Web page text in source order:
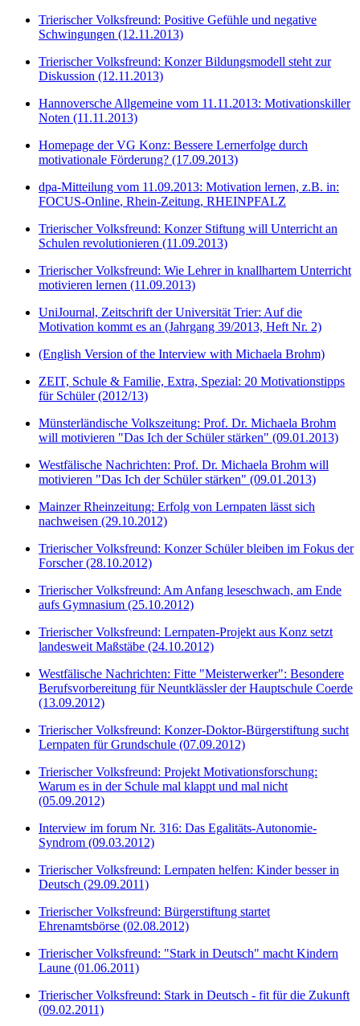
Trierischer Volksfreund: Positive Gefühle und negative
Schwingungen (12.11.2013)
Trierischer Volksfreund: Konzer Bildungsmodell steht zur
Diskussion (12.11.2013)
Hannoversche Allgemeine vom 11.11.2013: Motivationskiller
Noten (11.11.2013)
Homepage der VG Konz: Bessere Lernerfolge durch
motivationale Förderung? (17.09.2013)
dpa-Mitteilung vom 11.09.2013: Motivation lernen, z.B. in:
FOCUS-Online, Rhein-Zeitung, RHEINPFALZ
Trierischer Volksfreund: Konzer Stiftung will Unterricht an
Schulen revolutionieren (11.09.2013)
Trierischer Volksfreund: Wie Lehrer in knallhartem Unterricht
motivieren lernen (11.09.2013)
UniJournal, Zeitschrift der Universität Trier: Auf die
Motivation kommt es an (Jahrgang 39/2013, Heft Nr. 2)
(English Version of the Interview with Michaela Brohm)
ZEIT, Schule & Familie, Extra, Spezial: 20 Motivationstipps
für Schüler (2012/13)
Münsterländische Volkszeitung: Prof. Dr. Michaela Brohm
will motivieren "Das Ich der Schüler stärken" (09.01.2013)
Westfälische Nachrichten: Prof. Dr. Michaela Brohm will
motivieren "Das Ich der Schüler stärken" (09.01.2013)
Mainzer Rheinzeitung: Erfolg von Lernpaten lässt sich
nachweisen (29.10.2012)
Trierischer Volksfreund: Konzer Schüler bleiben im Fokus der
Forscher (28.10.2012)
Trierischer Volksfreund: Am Anfang leseschwach, am Ende
aufs Gymnasium (25.10.2012)
Trierischer Volksfreund: Lernpaten-Projekt aus Konz setzt
landesweit Maßstäbe (24.10.2012)
Westfälische Nachrichten: Fitte "Meisterwerker": Besondere
Berufsvorbereitung für Neuntklässler der Hauptschule Coerde
(13.09.2012)
Trierischer Volksfreund: Konzer-Doktor-Bürgerstiftung sucht
Lernpaten für Grundschule (07.09.2012)
Trierischer Volksfreund: Projekt Motivationsforschung:
Warum es in der Schule mal klappt und mal nicht
(05.09.2012)
Interview im forum Nr. 316: Das Egalitäts-Autonomie-
Syndrom (09.03.2012)
Trierischer Volksfreund: Lernpaten helfen: Kinder besser in
Deutsch (29.09.2011)
Trierischer Volksfreund: Bürgerstiftung startet
Ehrenamtsbörse (02.08.2012)
Trierischer Volksfreund: "Stark in Deutsch" macht Kindern
Laune (01.06.2011)
Trierischer Volksfreund: Stark in Deutsch - fit für die Zukunft
(09.02.2011)